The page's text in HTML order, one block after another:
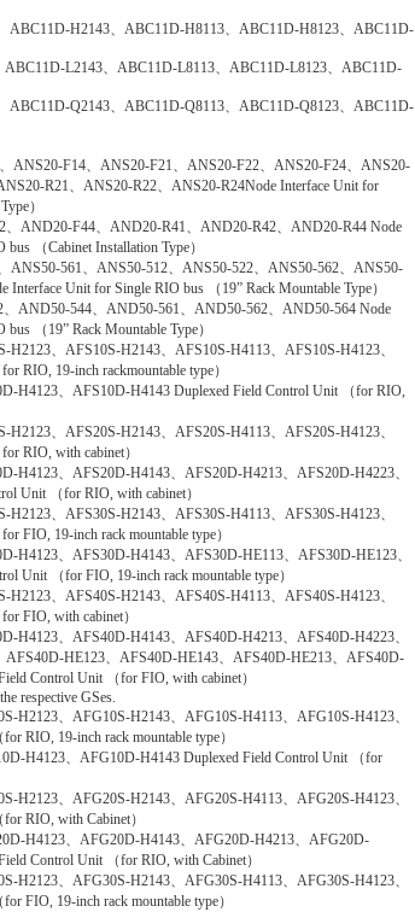
ABC11D-H2143、ABC11D-H8113、ABC11D-H8123、ABC11D-
L2143、ABC11D-L8113、ABC11D-L8123、ABC11D-
ABC11D-Q2143、ABC11D-Q8113、ABC11D-Q8123、ABC11D-
ANS20-F14、ANS20-F21、ANS20-F22、ANS20-F24、ANS20-
R21、ANS20-R22、ANS20-R24Node Interface Unit for
）
AND20-F44、AND20-R41、AND20-R42、AND20-R44 Node
（Cabinet Installation Type）
ANS50-561、ANS50-512、ANS50-522、ANS50-562、ANS50-
Unit for Single RIO bus （19” Rack Mountable Type）
AND50-544、AND50-561、AND50-562、AND50-564 Node
（19” Rack Mountable Type）
、AFS10S-H2143、AFS10S-H4113、AFS10S-H4123、
RIO, 19-inch rackmountable type）
H4123、AFS10D-H4143 Duplexed Field Control Unit （for RIO,
、AFS20S-H2143、AFS20S-H4113、AFS20S-H4123、
RIO, with cabinet）
H4123、AFS20D-H4143、AFS20D-H4213、AFS20D-H4223、
Unit （for RIO, with cabinet）
、AFS30S-H2143、AFS30S-H4113、AFS30S-H4123、
FIO, 19-inch rack mountable type）
H4123、AFS30D-H4143、AFS30D-HE113、AFS30D-HE123、
Unit （for FIO, 19-inch rack mountable type）
、AFS40S-H2143、AFS40S-H4113、AFS40S-H4123、
FIO, with cabinet）
H4123、AFS40D-H4143、AFS40D-H4213、AFS40D-H4223、
HE123、AFS40D-HE143、AFS40D-HE213、AFS40D-
Control Unit （for FIO, with cabinet）
respective GSes.
H2123、AFG10S-H2143、AFG10S-H4113、AFG10S-H4123、
RIO, 19-inch rack mountable type）
H4123、AFG10D-H4143 Duplexed Field Control Unit （for
H2123、AFG20S-H2143、AFG20S-H4113、AFG20S-H4123、
RIO, with Cabinet）
H4123、AFG20D-H4143、AFG20D-H4213、AFG20D-
Control Unit （for RIO, with Cabinet）
H2123、AFG30S-H2143、AFG30S-H4113、AFG30S-H4123、
FIO, 19-inch rack mountable type）